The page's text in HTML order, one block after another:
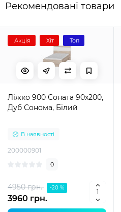
Рекомендовані товари
Акція Хіт Топ
Ліжко 900 Соната 90х200,
Дуб Сонома, Білий
В наявності
200000901
0
4950 грн. -20 %
3960 грн.